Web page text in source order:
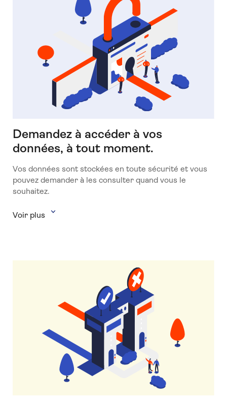
Demandez à accéder à vos
données, à tout moment.
Vos données sont stockées en toute sécurité et vous
pouvez demander à les consulter quand vous le
souhaitez.
Voir plus